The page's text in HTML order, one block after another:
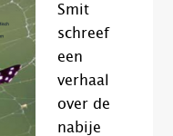
Smit
schreef
een
verhaal
over de
nabije